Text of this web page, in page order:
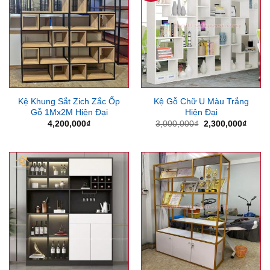
Kệ Khung Sắt Zich Zắc Ốp
Gỗ 1Mx2M Hiện Đại
4,200,000₫
Kệ Gỗ Chữ U Màu Trắng
Hiện Đại
3,000,000₫ Giá
2,300,000₫Giá